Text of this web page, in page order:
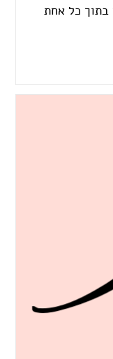
בתוך כל אחת